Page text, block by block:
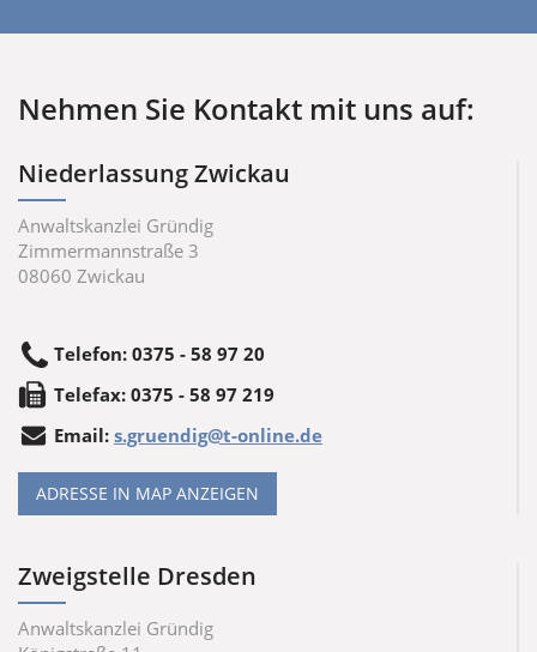
Nehmen Sie Kontakt mit uns auf:
Niederlassung Zwickau
Anwaltskanzlei Gründig
Zimmermannstraße 3
08060 Zwickau
Telefon: 0375 - 58 97 20
Telefax: 0375 - 58 97 219
Email: s.gruendig@t-online.de
ADRESSE IN MAP ANZEIGEN
Zweigstelle Dresden
Anwaltskanzlei Gründig